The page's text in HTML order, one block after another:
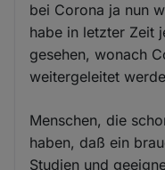
bei Corona ja nun
habe in letzter Zeit
gesehen, wonach
weitergeleitet
Menschen, die
haben, daß ein
Studien und